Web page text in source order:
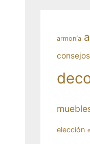
armonía
consejos
elección